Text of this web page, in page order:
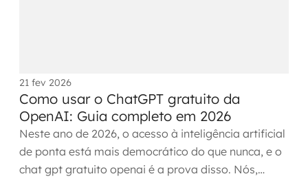
21 fev 2026
Como usar o ChatGPT gratuito da
OpenAI: Guia completo em 2026
Neste ano de 2026, o acesso à inteligência artificial
de ponta está mais democrático do que nunca, e o
chat gpt gratuito openai é a prova disso. Nós,